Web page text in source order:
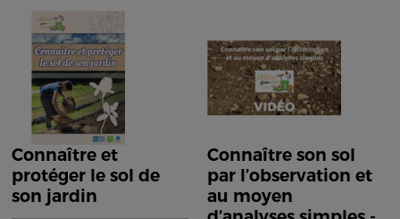
Connaître et
protéger le sol de
son jardin
Connaître son sol
par l’observation et
au moyen